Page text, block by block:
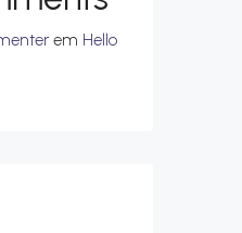
em Hello